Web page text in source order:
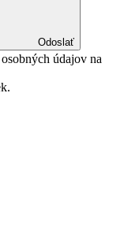
Odoslať
údajov na